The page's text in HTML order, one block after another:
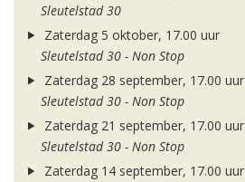
Sleutelstad 30
Zaterdag 5 oktober, 17.00 uur
Sleutelstad 30 - Non Stop
Zaterdag 28 september, 17.00 uur
Sleutelstad 30 - Non Stop
Zaterdag 21 september, 17.00 uur
Sleutelstad 30 - Non Stop
Zaterdag 14 september, 17.00 uur